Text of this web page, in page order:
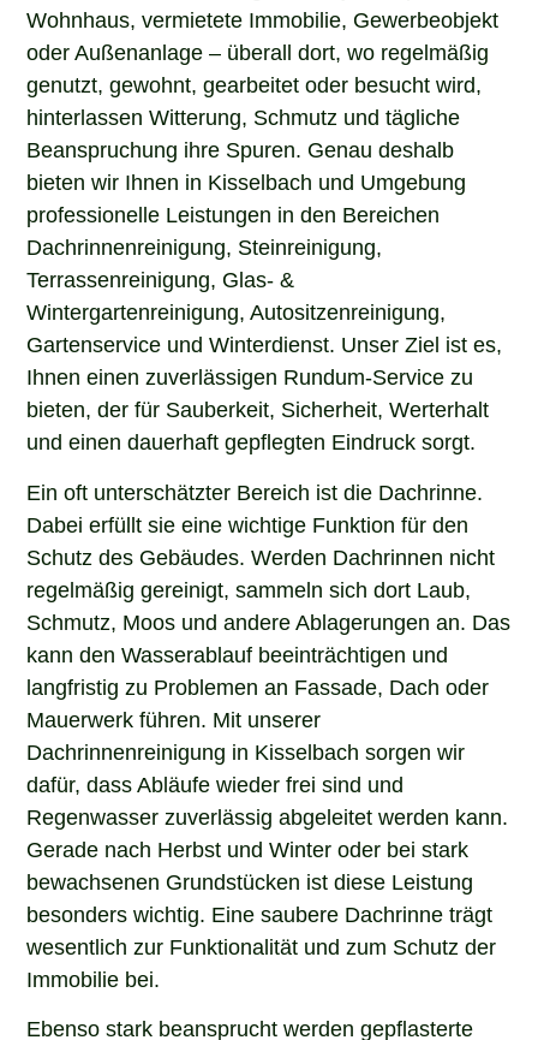
Wohnhaus, vermietete Immobilie, Gewerbeobjekt
oder Außenanlage – überall dort, wo regelmäßig
genutzt, gewohnt, gearbeitet oder besucht wird,
hinterlassen Witterung, Schmutz und tägliche
Beanspruchung ihre Spuren. Genau deshalb
bieten wir Ihnen in Kisselbach und Umgebung
professionelle Leistungen in den Bereichen
Dachrinnenreinigung, Steinreinigung,
Terrassenreinigung, Glas- &
Wintergartenreinigung, Autositzenreinigung,
Gartenservice und Winterdienst. Unser Ziel ist es,
Ihnen einen zuverlässigen Rundum-Service zu
bieten, der für Sauberkeit, Sicherheit, Werterhalt
und einen dauerhaft gepflegten Eindruck sorgt.
Ein oft unterschätzter Bereich ist die Dachrinne.
Dabei erfüllt sie eine wichtige Funktion für den
Schutz des Gebäudes. Werden Dachrinnen nicht
regelmäßig gereinigt, sammeln sich dort Laub,
Schmutz, Moos und andere Ablagerungen an. Das
kann den Wasserablauf beeinträchtigen und
langfristig zu Problemen an Fassade, Dach oder
Mauerwerk führen. Mit unserer
Dachrinnenreinigung in Kisselbach sorgen wir
dafür, dass Abläufe wieder frei sind und
Regenwasser zuverlässig abgeleitet werden kann.
Gerade nach Herbst und Winter oder bei stark
bewachsenen Grundstücken ist diese Leistung
besonders wichtig. Eine saubere Dachrinne trägt
wesentlich zur Funktionalität und zum Schutz der
Immobilie bei.
Ebenso stark beansprucht werden gepflasterte